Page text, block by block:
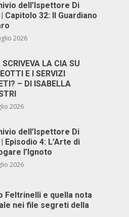
dell’Ispettore Di
Capitolo 32: Il Guardiano
2026
SCRIVEVA LA CIA SU
E I SERVIZI
– DI ISABELLA
2026
dell’Ispettore Di
Episodio 4: L’Arte di
l’Ignoto
2026
Feltrinelli e quella nota
nei file segreti della